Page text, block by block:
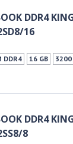
DDR4
16
DDR4 16 GB
DDR4
8